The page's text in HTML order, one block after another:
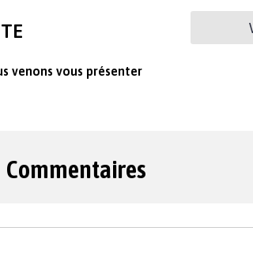
venons vous présenter
Commentaires